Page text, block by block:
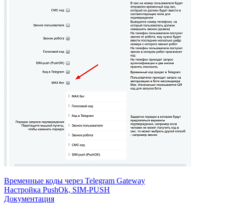
Временные коды через Telegram Gateway
Настройка PushOk, SIM-PUSH
Документация